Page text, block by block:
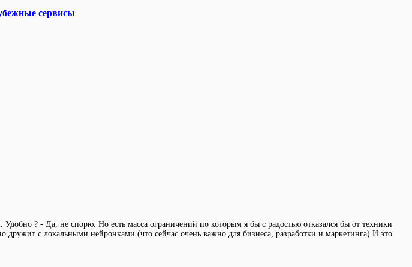
сервисы
? - Да, не спорю. Но есть масса ограничений по которым я бы с радостью отказался бы от техники
с локальными нейронками (что сейчас очень важно для бизнеса, разработки и маркетинга) И это